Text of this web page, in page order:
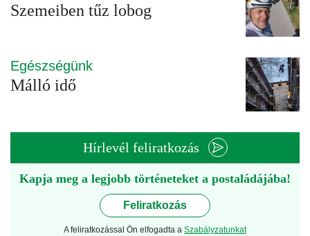
Szemeiben tűz lobog
Egészségünk
Málló idő
Hírlevél feliratkozás
Kapja meg a legjobb történeteket a postaládájába!
Feliratkozás
A feliratkozással Ön elfogadta a Szabályzatunkat